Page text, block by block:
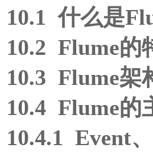
10.1 什么是
10.2 Flume的
10.3 Flume架
10.4 Flume的
10.4.1 Event